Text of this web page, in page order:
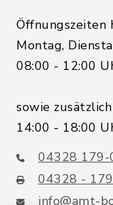
Öffnungszeiten
Montag,
08:00 - 12:00
sowie
14:00 - 18:00
04328 179-
04328 -
info@amt-